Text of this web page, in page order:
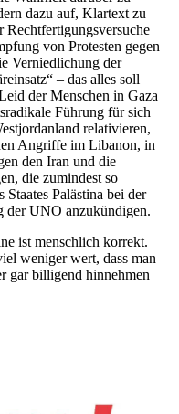
dazu auf, Klartext zu
Rechtfertigungsversuche
von Protesten gegen
Verniedlichung der
– das alles soll
der Menschen in Gaza
Führung für sich
relativieren,
Angriffe im Libanon, in
den Iran und die
die zumindest so
Palästina bei der
der UNO anzukündigen.
ist menschlich korrekt.
weniger wert, dass man
gar billigend hinnehmen